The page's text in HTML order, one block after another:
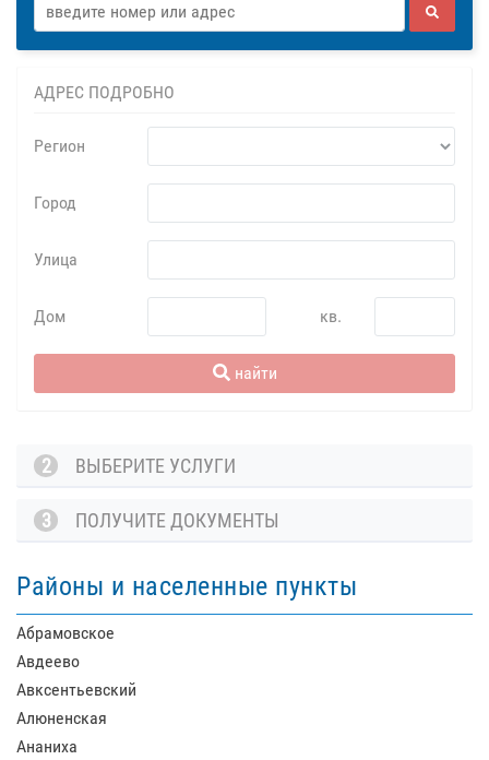
АДРЕС ПОДРОБНО
Регион
Город
Улица
Дом кв.
найти
2 ВЫБЕРИТЕ УСЛУГИ
3 ПОЛУЧИТЕ ДОКУМЕНТЫ
Районы и населенные пункты
Абрамовское
Авдеево
Авксентьевский
Алюненская
Ананиха